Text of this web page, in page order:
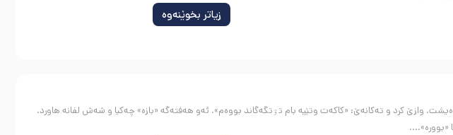
زیاتر بخوێنەوە
وازێ کرد و تەکانەێ: «کاکەت وتێیه بام تۊتگەگاند بووەم». ئەو هەفتەگە «بازە» چەکیا و شەش لفانە هاورد.
«بوورە»....